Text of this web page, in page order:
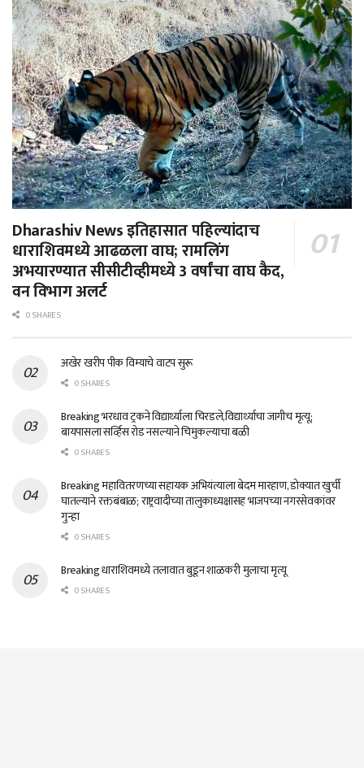
Dharashiv News इतिहासात पहिल्यांदाच
धाराशिवमध्ये आढळला वाघ; रामलिंग
अभयारण्यात सीसीटीव्हीमध्ये 3 वर्षांचा वाघ कैद,
वन विभाग अलर्ट
0 SHARES
अखेर खरीप पीक विम्याचे वाटप सुरू
0 SHARES
Breaking भरधाव ट्रकने विद्यार्थ्याला चिरडले,विद्यार्थ्याचा जागीच मृत्यू;
बायपासला सर्व्हिस रोड नसल्याने चिमुकल्याचा बळी
0 SHARES
Breaking महावितरणच्या सहायक अभियंत्याला बेदम मारहाण, डोक्यात खुर्ची
घातल्याने रक्तबंबाळ; राष्ट्रवादीच्या तालुकाध्यक्षासह भाजपच्या नगरसेवकांवर
गुन्हा
0 SHARES
Breaking धाराशिवमध्ये तलावात बुडून शाळकरी मुलाचा मृत्यू
0 SHARES